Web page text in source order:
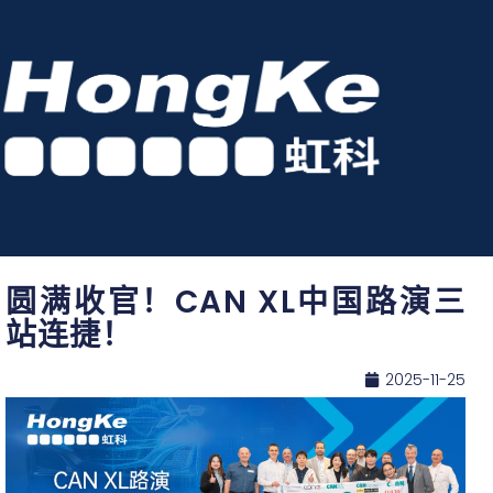
圆满收官！CAN XL中国路演三
站连捷！
2025-11-25